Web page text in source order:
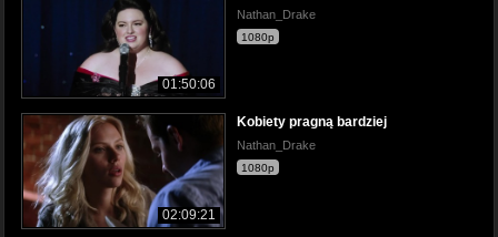
01:50:06
Nathan_Drake
1080p
02:09:21
Kobiety pragną bardziej
Nathan_Drake
1080p